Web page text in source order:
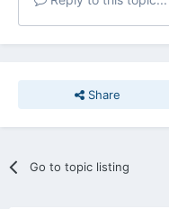
Share
Go to topic listing